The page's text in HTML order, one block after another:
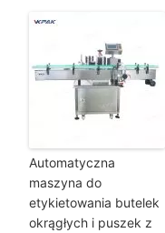
Automatyczna
maszyna do
etykietowania butelek
okrągłych i puszek z